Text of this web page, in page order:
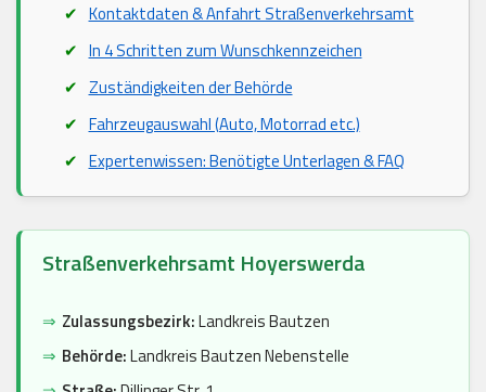
Kontaktdaten & Anfahrt Straßenverkehrsamt
In 4 Schritten zum Wunschkennzeichen
Zuständigkeiten der Behörde
Fahrzeugauswahl (Auto, Motorrad etc.)
Expertenwissen: Benötigte Unterlagen & FAQ
Straßenverkehrsamt Hoyerswerda
⇒ Zulassungsbezirk:Landkreis Bautzen
⇒ Behörde:Landkreis Bautzen Nebenstelle